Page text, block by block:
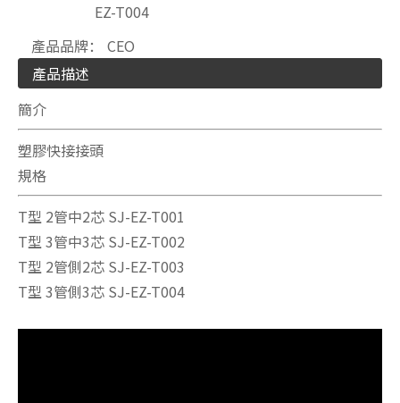
EZ-T004
產品品牌：
CEO
產品描述
簡介
塑膠快接接頭
規格
T型 2管中2芯 SJ-EZ-T001
T型 3管中3芯 SJ-EZ-T002
T型 2管側2芯 SJ-EZ-T003
T型 3管側3芯 SJ-EZ-T004